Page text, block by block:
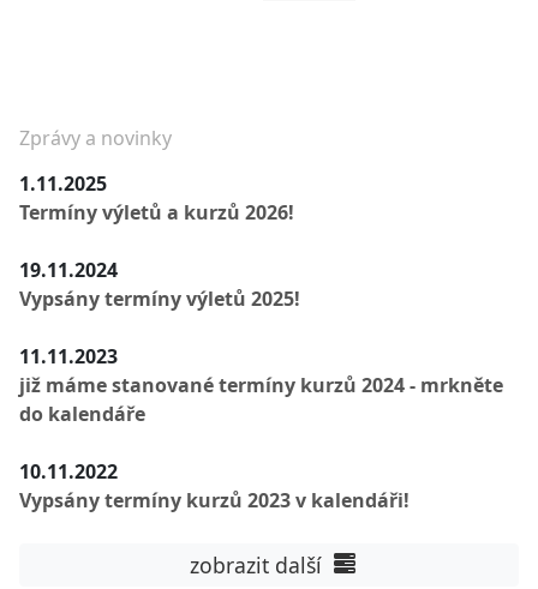
Zprávy a novinky
1.11.2025
Termíny výletů a kurzů 2026!
19.11.2024
Vypsány termíny výletů 2025!
11.11.2023
již máme stanované termíny kurzů 2024 - mrkněte
do kalendáře
10.11.2022
Vypsány termíny kurzů 2023 v kalendáři!
zobrazit další